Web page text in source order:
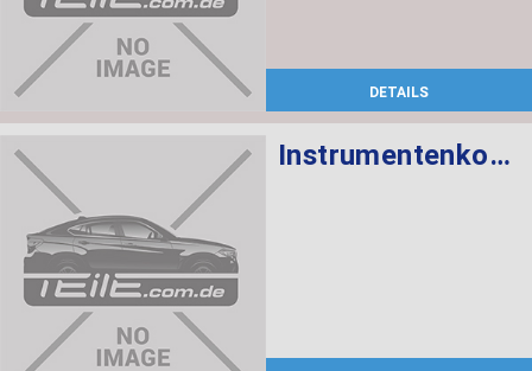
DETAILS
Instrumentenkombination KMH